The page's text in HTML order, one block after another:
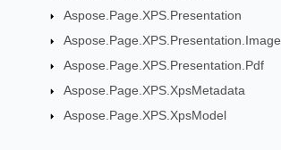
Aspose.Page.XPS.Presentation
Aspose.Page.XPS.Presentation.Image
Aspose.Page.XPS.Presentation.Pdf
Aspose.Page.XPS.XpsMetadata
Aspose.Page.XPS.XpsModel